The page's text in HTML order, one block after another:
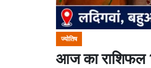
ज्योतिष
आज का राशिफल